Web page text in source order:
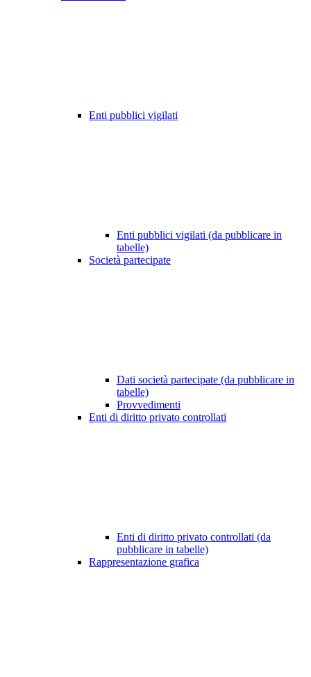
Enti pubblici vigilati
Enti pubblici vigilati (da pubblicare in
tabelle)
Società partecipate
Dati società partecipate (da pubblicare in
tabelle)
Provvedimenti
Enti di diritto privato controllati
Enti di diritto privato controllati (da
pubblicare in tabelle)
Rappresentazione grafica